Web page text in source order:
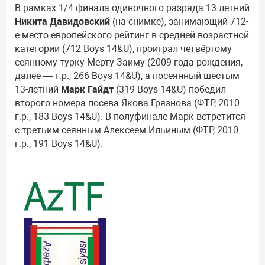
В рамках 1/4 финала одиночного разряда 13-летний
Никита Давидовский (на снимке), занимающий 712-
е место европейского рейтинг в средней возрастной
категории (712 Boys 14&U), проиграл четвёртому
сеянному турку Мерту Заиму (2009 года рождения,
далее — г.р., 266 Boys 14&U), а посеянный шестым
13-летний Марк Гайдт (319 Boys 14&U) победил
второго номера посева Якова Грязнова (ФТР, 2010
г.р., 183 Boys 14&U). В полуфинале Марк встретится
с третьим сеянным Алексеем Ильиным (ФТР, 2010
г.р., 191 Boys 14&U).